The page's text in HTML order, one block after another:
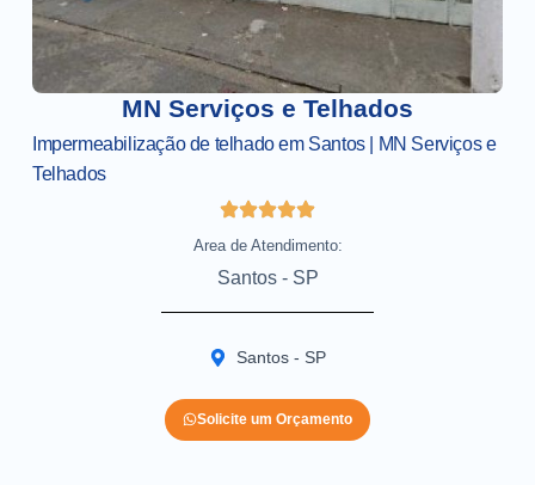
MN Serviços e Telhados
Impermeabilização de telhado em Santos | MN Serviços e
Telhados
Area de Atendimento:
Santos - SP
Santos - SP
Solicite um Orçamento